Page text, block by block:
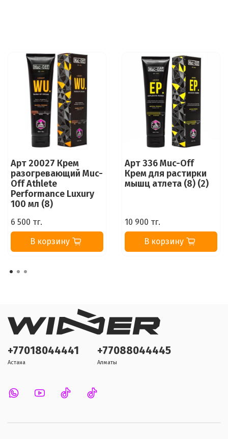
Арт 20027 Крем
разогревающий Muc-
Off Athlete
Performance Luxury
100 мл (8)
6 500 тг.
В корзину
Арт 336 Muc-Off
Крем для растирки
мышц атлета (8) (2)
10 900 тг.
В корзину
+77018044441
Астана
+77088044445
Алматы